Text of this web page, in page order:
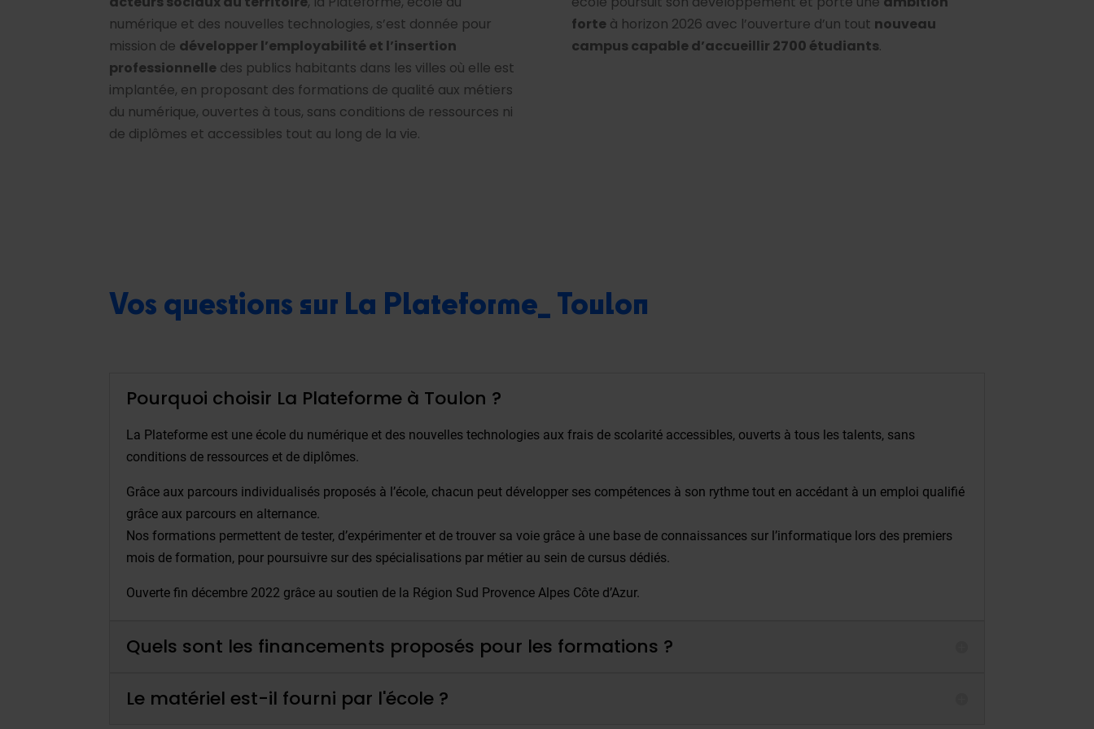
numérique et des nouvelles technologies, s’est donnée pour
mission de développer l’employabilité et l’insertion
professionnelle des publics habitants dans les villes où elle est
implantée, en proposant des formations de qualité aux métiers
du numérique, ouvertes à tous, sans conditions de ressources ni
de diplômes et accessibles tout au long de la vie.
forteà horizon 2026 avec l’ouverture d’un tout nouveau
campus capable d’accueillir 2700 étudiants.
Vos questions sur La Plateforme_ Toulon
Pourquoi choisir La Plateforme à Toulon ?
La Plateforme est une école du numérique et des nouvelles technologies aux frais de scolarité accessibles, ouverts à tous les talents, sans
conditions de ressources et de diplômes.
Grâce aux parcours individualisés proposés à l’école, chacun peut développer ses compétences à son rythme tout en accédant à un emploi qualifié
grâce aux parcours en alternance.
Nos formations permettent de tester, d’expérimenter et de trouver sa voie grâce à une base de connaissances sur l’informatique lors des premiers
mois de formation, pour poursuivre sur des spécialisations par métier au sein de cursus dédiés.
Ouverte fin décembre 2022 grâce au soutien de la Région Sud Provence Alpes Côte d’Azur.
Quels sont les financements proposés pour les formations ?
Le matériel est-il fourni par l'école ?